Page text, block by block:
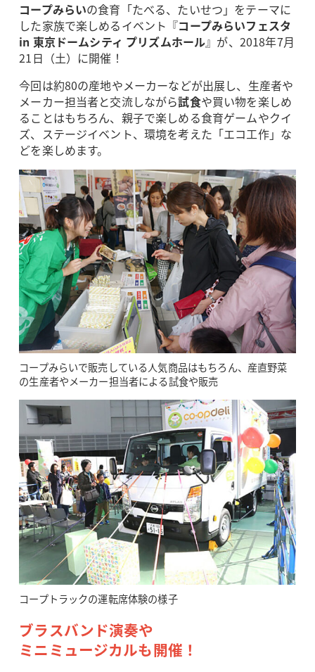
コープみらいの食育「たべる、たいせつ」をテーマに
した家族で楽しめるイベント『コープみらいフェスタ
in 東京ドームシティ プリズムホール』が、2018年7月
21日（土）に開催！
今回は約80の産地やメーカーなどが出展し、生産者や
メーカー担当者と交流しながら試食や買い物を楽しめ
ることはもちろん、親子で楽しめる食育ゲームやクイ
ズ、ステージイベント、環境を考えた「エコ工作」な
どを楽しめます。
コープみらいで販売している人気商品はもちろん、産直野菜
の生産者やメーカー担当者による試食や販売
コープトラックの運転席体験の様子
ブラスバンド演奏や
ミニミュージカルも開催！